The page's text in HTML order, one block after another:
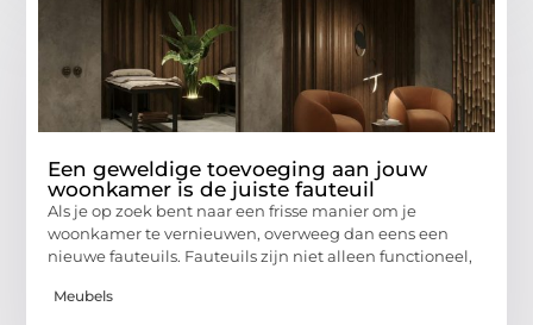
Een geweldige toevoeging aan jouw
woonkamer is de juiste fauteuil
Als je op zoek bent naar een frisse manier om je
woonkamer te vernieuwen, overweeg dan eens een
nieuwe fauteuils. Fauteuils zijn niet alleen functioneel,
Meubels